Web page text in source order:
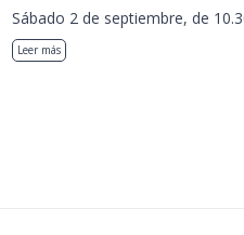
Sábado 2 de septiembre, de
Leer más